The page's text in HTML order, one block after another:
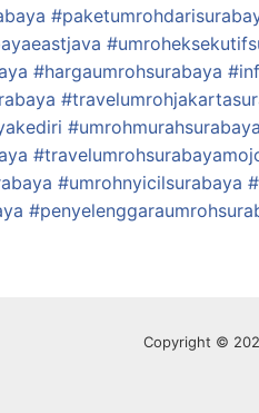
#hargaumrohsurabaya
#umrohmurahsurabaya
#umrohnyicilsurabaya
Copyright ©